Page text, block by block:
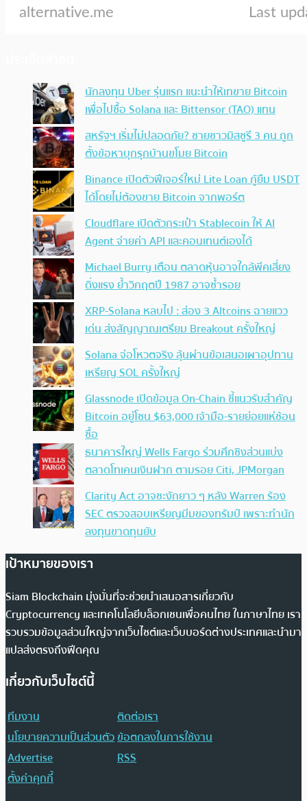
นักลงทุน Uber รุ่นแรก แนะนำให้เทขาย Bitcoin
เพื่อไปซื้อ Solana และ Bittensor (TAO) แทน
สหรัฐฯ เริ่มไม่ปลอดภัย? ชายชาวมิสซูรี 3 คน ถูก
ตั้งข้อหาบุกรุกบ้านขโมย Bitcoin
Binance เปิดตัวฟีเจอร์ใหม่ Lite Loan กู้ยืม USDT
ได้โดยไม่ต้องขาย Bitcoin จากพอร์ต
Cloudflare เปิดตัวกระเป๋า Stablecoin ให้ AI
Agent จ่ายค่า API และคอนเทนต์เองได้
Michael Burry เตือน ตลาดหุ้นอาจใกล้พีคเสี่ยง
ดิ่งแรง ย้ำวิกฤตปี 1987 อาจซ้ำรอย
XRP-Solana หลบไป : ส่อง 3 Altcoins ฉายแวว
เด่น ส่งสัญญาณเตรียม Breakout ครั้งใหญ่
Solana จ่อโหวตจริง ลุ้นผ่านข้อเสนอเผาอุปทาน
เหรียญ SOL ครั้งใหญ่
Glassnode เปิดข้อมูล On-Chain ชี้แนวรับสำคัญ
Bitcoin อยู่โซน $63,000 เจ้ามือ-รายย่อยแห่ช้อน
ซื้อ
ธนาคารใหญ่ Wells Fargo ร่วมศึกชิงส่วนแบ่ง
ตลาดโทเคนเงินฝาก ตามรอย Citi, JPMorgan
Clarity Act อาจชะงักยาว ๆ หลัง Warren ร้อง
SEC ตรวจสอบเหรียญมีมของทรัมป์ เพราะทำนัก
ลงทุนขาดทุนยับ
เป้าหมายของเรา
Siam Blockchain มุ่งมั่นที่จะช่วยนำเสนอสารเกี่ยวกับ
Cryptocurrency และเทคโนโลยีบล็อกเชนเพื่อคนไทย ในภาษาไทย เรา
รวบรวมข้อมูลส่วนใหญ่จากเว็บไซต์และเว็บบอร์ดต่างประเทศและนำมา
แปลส่งตรงถึงฟีดคุณ
เกี่ยวกับเว็บไซต์นี้
ทีมงาน
ติดต่อเรา
นโยบายความเป็นส่วนตัวข้อตกลงในการใช้งาน
Advertise
RSS
ตั้งค่าคุกกี้